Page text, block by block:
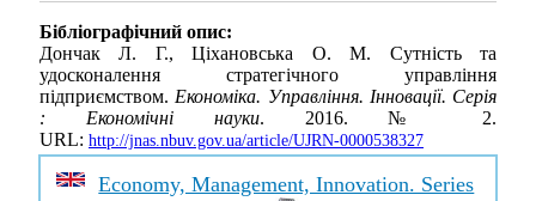
Бібліографічний опис:
Дончак Л. Г., Ціхановська О. М. Сутність та
удосконалення стратегічного управління
підприємством.Економіка. Управління. Інновації. Серія
: Економічні науки. 2016. № 2.
URL: http://jnas.nbuv.gov.ua/article/UJRN-0000538327
Economy, Management, Innovation. Series